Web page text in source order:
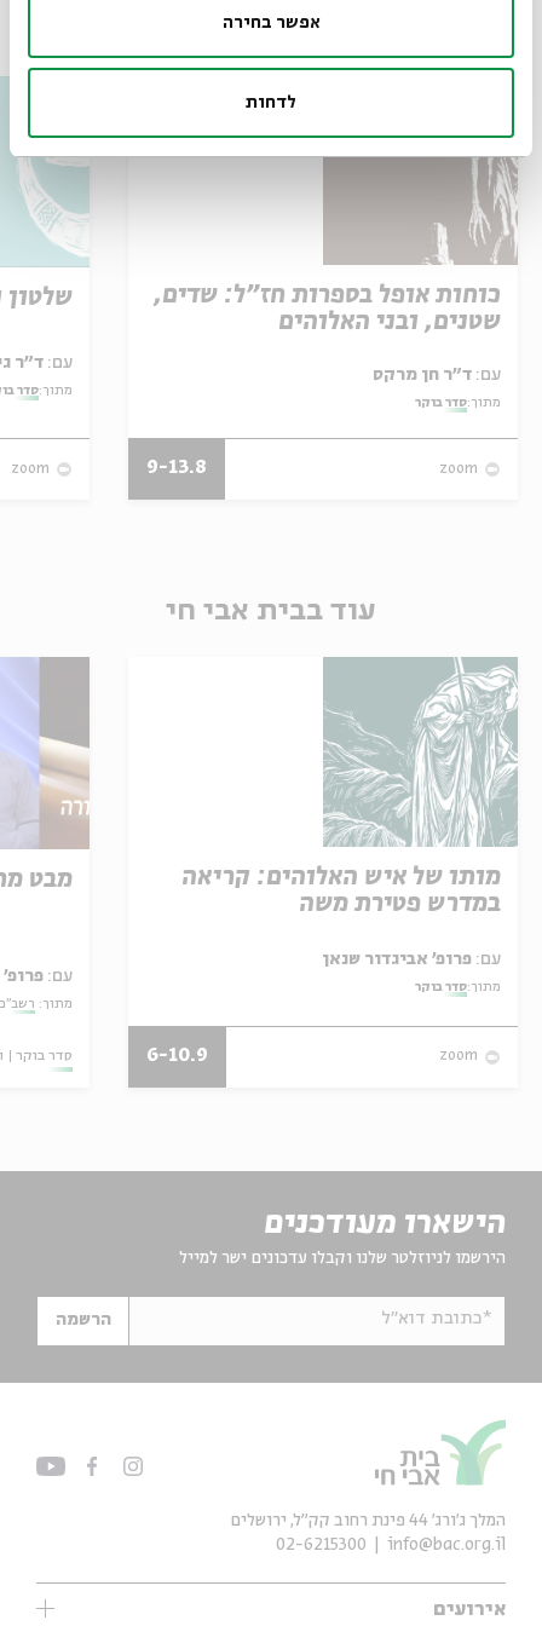
אפשר בחירה
לדחות
אירועים נוספים בסדרה
כוחות אופל בספרות חז"ל: שדים,
שטנים, ובני האלוהים
עם:
מתוך:סדר בוקר
zoom
9-13.8
שלטון
עם: ד"ר גילי זיוון
מתוך:סדר
zoom
עוד בבית אבי חי
מותו של איש האלוהים: קריאה
במדרש פטירת משה
עם:
מתוך:סדר בוקר
zoom
6-10.9
מבט
עם: פרופ'
מתוך:
סדר בוקר
הישארו מעודכנים
הירשמו לניוזלטר שלנו וקבלו עדכונים ישר למייל
*כתובת דוא"ל הרשמה
אירועים
המלך ג'ורג' 44 פינת רחוב קק״ל, ירושלים
info@bac.org.il
02-6215300